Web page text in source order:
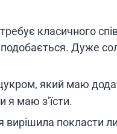
класичного
подобається. Дуже
який маю
я маю з’їсти.
покласти